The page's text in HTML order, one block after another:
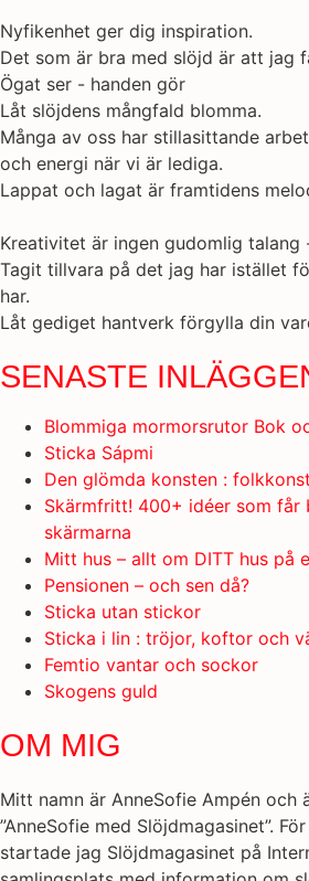
Nyfikenhet ger dig inspiration.
Det som är bra med slöjd är att jag
Ögat ser - handen gör
Låt slöjdens mångfald blomma.
Många av oss har stillasittande
och energi när vi är lediga.
Lappat och lagat är framtidens
Kreativitet är ingen gudomlig
Tagit tillvara på det jag har istället
har.
Låt gediget hantverk förgylla din
SENASTE
Blommiga mormorsrutor Bok
Sticka Sápmi
Den glömda konsten :
Skärmfritt! 400+ idéer som får
skärmarna
Mitt hus – allt om DITT hus på
Pensionen – och sen då?
Sticka utan stickor
Sticka i lin : tröjor, koftor och
Femtio vantar och sockor
Skogens guld
OM MIG
Mitt namn är AnneSofie Ampén och
”AnneSofie med Slöjdmagasinet”.
startade jag Slöjdmagasinet på